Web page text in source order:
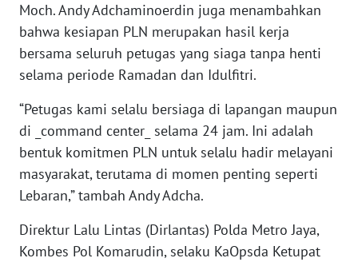
Moch. Andy Adchaminoerdin juga menambahkan
bahwa kesiapan PLN merupakan hasil kerja
bersama seluruh petugas yang siaga tanpa henti
selama periode Ramadan dan Idulfitri.
“Petugas kami selalu bersiaga di lapangan maupun
di _command center_ selama 24 jam. Ini adalah
bentuk komitmen PLN untuk selalu hadir melayani
masyarakat, terutama di momen penting seperti
Lebaran,” tambah Andy Adcha.
Direktur Lalu Lintas (Dirlantas) Polda Metro Jaya,
Kombes Pol Komarudin, selaku KaOpsda Ketupat
NTB
SULTENG
WN
SULBAR
BABEL